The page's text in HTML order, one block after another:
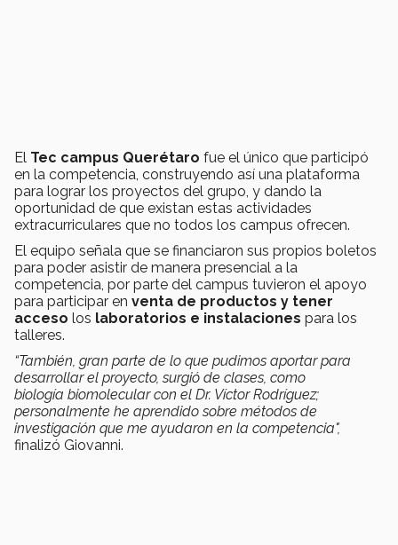
El Tec campus Querétaro fue el único que participó
en la competencia, construyendo así una plataforma
para lograr los proyectos del grupo, y dando la
oportunidad de que existan estas actividades
extracurriculares que no todos los campus ofrecen.
El equipo señala que se financiaron sus propios boletos
para poder asistir de manera presencial a la
competencia, por parte del campus tuvieron el apoyo
para participar en venta de productos y tener
acceso los laboratorios e instalaciones para los
talleres.
“También, gran parte de lo que pudimos aportar para
desarrollar el proyecto, surgió de clases, como
biología biomolecular con el Dr. Víctor Rodríguez;
personalmente he aprendido sobre métodos de
investigación que me ayudaron en la competencia",
finalizó Giovanni.